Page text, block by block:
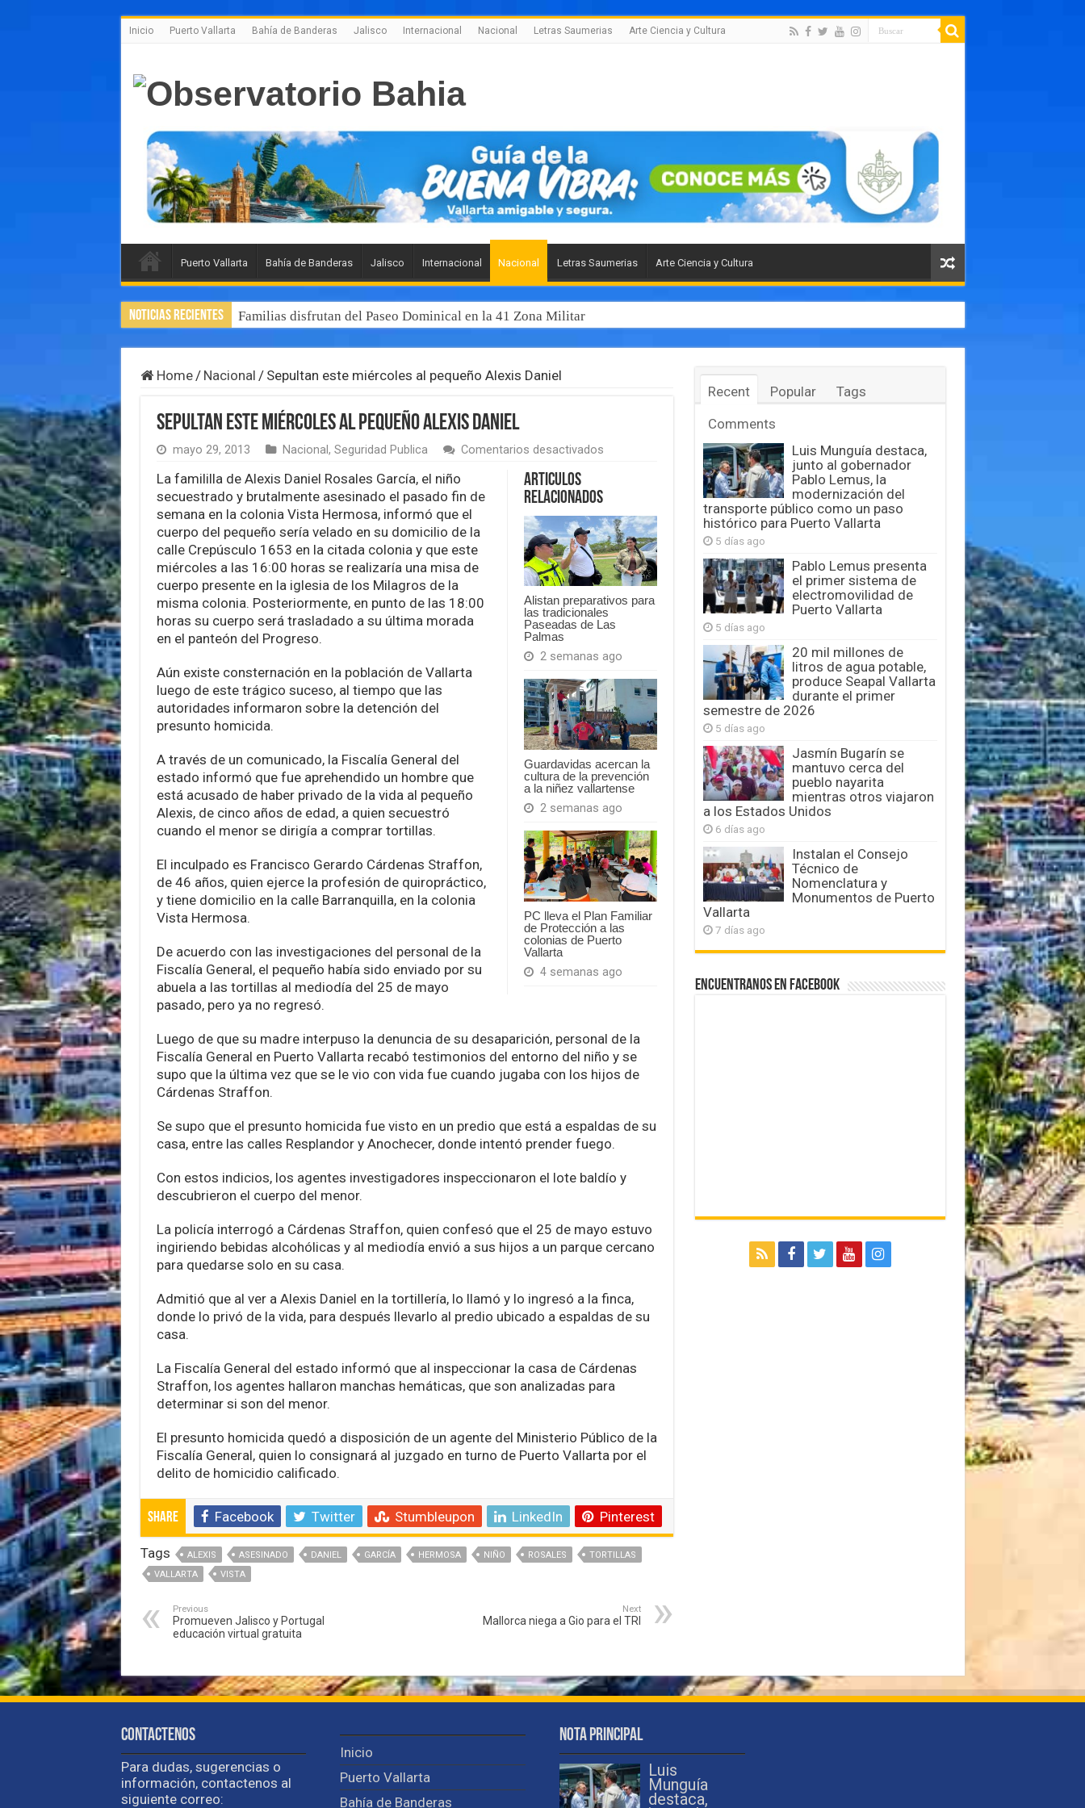
Inicio Puerto Vallarta Bahía de Banderas Jalisco Internacional Nacional Letras Saumerias Arte Ciencia y Cultura
Puerto Vallarta Bahía de Banderas Jalisco Internacional Nacional Letras Saumerias Arte Ciencia y Cultura
Noticias Recientes Familias disfrutan del Paseo Dominical en la 41 Zona Militar
Home / Nacional / Sepultan este miércoles al pequeño Alexis Daniel
Sepultan este miércoles al pequeño Alexis Daniel
mayo 29, 2013 Nacional , Seguridad Publica Comentarios desactivadosen
miércoles
al
pequeño
Alexis
Daniel
Articulos
Relacionados
Alistan preparativos para
las tradicionales
Paseadas de Las
Palmas
2 semanas ago
Guardavidas acercan la
cultura de la prevención
a la niñez vallartense
2 semanas ago
PC lleva el Plan Familiar
de Protección a las
colonias de Puerto
Vallarta
4 semanas ago
La famililla de Alexis Daniel Rosales García, el niño
secuestrado y brutalmente asesinado el pasado fin de
semana en la colonia Vista Hermosa, informó que el
cuerpo del pequeño sería velado en su domicilio de la
calle Crepúsculo 1653 en la citada colonia y que este
miércoles a las 16:00 horas se realizaría una misa de
cuerpo presente en la iglesia de los Milagros de la
misma colonia. Posteriormente, en punto de las 18:00
horas su cuerpo será trasladado a su última morada
en el panteón del Progreso.
Aún existe consternación en la población de Vallarta
luego de este trágico suceso, al tiempo que las
autoridades informaron sobre la detención del
presunto homicida.
A través de un comunicado, la Fiscalía General del
estado informó que fue aprehendido un hombre que
está acusado de haber privado de la vida al pequeño
Alexis, de cinco años de edad, a quien secuestró
cuando el menor se dirigía a comprar tortillas.
El inculpado es Francisco Gerardo Cárdenas Straffon,
de 46 años, quien ejerce la profesión de quiropráctico,
y tiene domicilio en la calle Barranquilla, en la colonia
Vista Hermosa.
De acuerdo con las investigaciones del personal de la
Fiscalía General, el pequeño había sido enviado por su
abuela a las tortillas al mediodía del 25 de mayo
pasado, pero ya no regresó.
Luego de que su madre interpuso la denuncia de su desaparición, personal de la
Fiscalía General en Puerto Vallarta recabó testimonios del entorno del niño y se
supo que la última vez que se le vio con vida fue cuando jugaba con los hijos de
Cárdenas Straffon.
Se supo que el presunto homicida fue visto en un predio que está a espaldas de su
casa, entre las calles Resplandor y Anochecer, donde intentó prender fuego.
Con estos indicios, los agentes investigadores inspeccionaron el lote baldío y
descubrieron el cuerpo del menor.
La policía interrogó a Cárdenas Straffon, quien confesó que el 25 de mayo estuvo
ingiriendo bebidas alcohólicas y al mediodía envió a sus hijos a un parque cercano
para quedarse solo en su casa.
Admitió que al ver a Alexis Daniel en la tortillería, lo llamó y lo ingresó a la finca,
donde lo privó de la vida, para después llevarlo al predio ubicado a espaldas de su
casa.
La Fiscalía General del estado informó que al inspeccionar la casa de Cárdenas
Straffon, los agentes hallaron manchas hemáticas, que son analizadas para
determinar si son del menor.
El presunto homicida quedó a disposición de un agente del Ministerio Público de la
Fiscalía General, quien lo consignará al juzgado en turno de Puerto Vallarta por el
delito de homicidio calificado.
Share Facebook Twitter Stumbleupon LinkedIn Pinterest
Tags ALEXIS ASESINADO DANIEL GARCÍA HERMOSA NIÑO ROSALES
TORTILLAS
VALLARTA
VISTA
Previous
Promueven Jalisco y Portugal
educación virtual gratuita
Next
Mallorca niega a Gio para el TRI
Recent Popular
Tags
Comments
Luis Munguía destaca,
junto al gobernador
Pablo Lemus, la
modernización del
transporte público como un paso
histórico para Puerto Vallarta
5 días ago
Pablo Lemus presenta
el primer sistema de
electromovilidad de
Puerto Vallarta
5 días ago
20 mil millones de
litros de agua potable,
produce Seapal Vallarta
durante el primer
semestre de 2026
5 días ago
Jasmín Bugarín se
mantuvo cerca del
pueblo nayarita
mientras otros viajaron
a los Estados Unidos
6 días ago
Instalan el Consejo
Técnico de
Nomenclatura y
Monumentos de Puerto
Vallarta
7 días ago
Encuentranos en Facebook
Contactenos
Para dudas, sugerencias o
información, contactenos al
siguiente correo:
Inicio
Puerto Vallarta
Bahía de Banderas
Nota Principal
Luis
Munguía
destaca,